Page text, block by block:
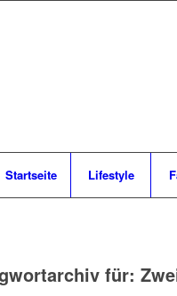
Startseite Lifestyle
für: